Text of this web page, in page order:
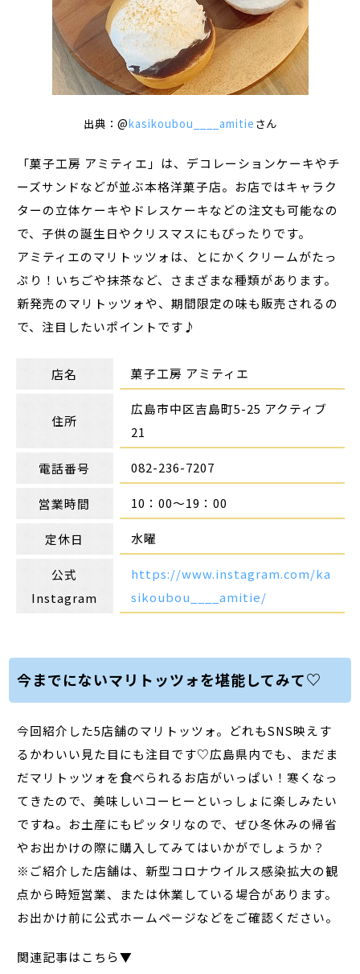
出典：@kasikoubou____amitie さん
「菓子工房 アミティエ」は、デコレーションケーキやチ
ーズサンドなどが並ぶ本格洋菓子店。お店ではキャラク
ターの立体ケーキやドレスケーキなどの注文も可能なの
で、子供の誕生日やクリスマスにもぴったりです。
アミティエのマリトッツォは、とにかくクリームがたっ
ぷり！いちごや抹茶など、さまざまな種類があります。
新発売のマリトッツォや、期間限定の味も販売されるの
で、注目したいポイントです♪
店名 菓子工房 アミティエ
住所
広島市中区吉島町5-25 アクティブ
21
電話番号 082-236-7207
営業時間 10：00〜19：00
定休日 水曜
公式
Instagram
https://www.instagram.com/ka
sikoubou____amitie/
今までにないマリトッツォを堪能してみて♡
今回紹介した5店舗のマリトッツォ。どれもSNS映えす
るかわいい見た目にも注目です♡広島県内でも、まだま
だマリトッツォを食べられるお店がいっぱい！寒くなっ
てきたので、美味しいコーヒーといっしょに楽しみたい
ですね。お土産にもピッタリなので、ぜひ冬休みの帰省
やお出かけの際に購入してみてはいかがでしょうか？
※ご紹介した店舗は、新型コロナウイルス感染拡大の観
点から時短営業、または休業している場合があります。
お出かけ前に公式ホームページなどをご確認ください。
関連記事はこちら▼